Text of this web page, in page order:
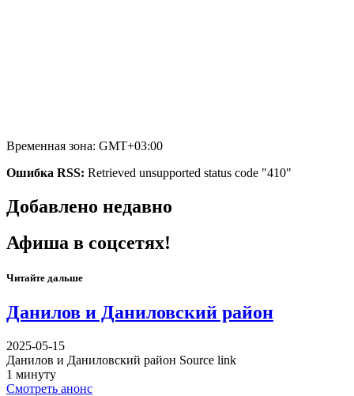
Временная зона: GMT+03:00
Ошибка RSS: Retrieved unsupported status code "410"
Добавлено недавно
Афиша в соцсетях!
Читайте дальше
Данилов и Даниловский район
2025-05-15
Данилов и Даниловский район Source link
1 минуту
Смотреть анонс